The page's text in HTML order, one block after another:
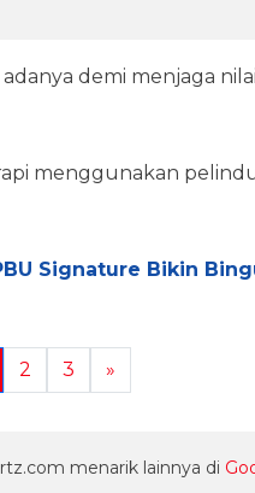
demi menjaga
menggunakan
Signature Bikin
2 3 »
menarik lainnya di